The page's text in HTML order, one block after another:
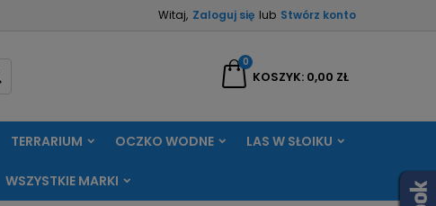
Witaj, Zaloguj się lub Stwórz konto
KOSZYK
0
0,00 ZŁ
TERRARIUM OCZKO WODNE LAS W SŁOIKU
WSZYSTKIE MARKI